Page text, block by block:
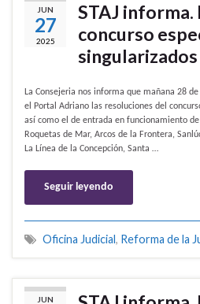
JUN
27
2025
STAJ informa.
concurso
singularizados
La Consejeria nos informa que mañana 28
el Portal Adriano las resoluciones del
así como el de entrada en funcionamiento
Roquetas de Mar, Arcos de la Frontera,
La Línea de la Concepción, Santa …
Seguir leyendo
Oficina Judicial , Reforma de la
JUN